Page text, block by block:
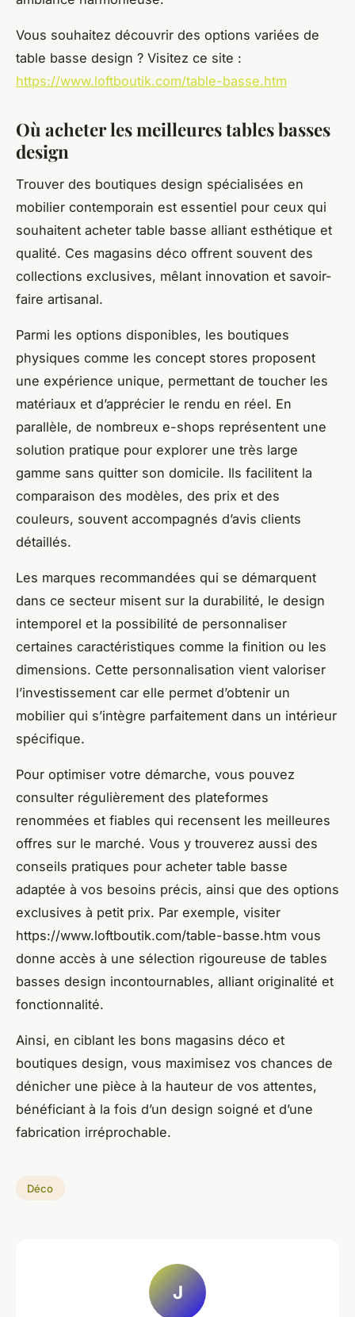
Vous souhaitez découvrir des options variées de
table basse design ? Visitez ce site :
https://www.loftboutik.com/table-basse.htm
Où acheter les meilleures tables basses
design
Trouver des boutiques design spécialisées en
mobilier contemporain est essentiel pour ceux qui
souhaitent acheter table basse alliant esthétique et
qualité. Ces magasins déco offrent souvent des
collections exclusives, mêlant innovation et savoir-
faire artisanal.
Parmi les options disponibles, les boutiques
physiques comme les concept stores proposent
une expérience unique, permettant de toucher les
matériaux et d’apprécier le rendu en réel. En
parallèle, de nombreux e-shops représentent une
solution pratique pour explorer une très large
gamme sans quitter son domicile. Ils facilitent la
comparaison des modèles, des prix et des
couleurs, souvent accompagnés d’avis clients
détaillés.
Les marques recommandées qui se démarquent
dans ce secteur misent sur la durabilité, le design
intemporel et la possibilité de personnaliser
certaines caractéristiques comme la finition ou les
dimensions. Cette personnalisation vient valoriser
l’investissement car elle permet d’obtenir un
mobilier qui s’intègre parfaitement dans un intérieur
spécifique.
Pour optimiser votre démarche, vous pouvez
consulter régulièrement des plateformes
renommées et fiables qui recensent les meilleures
offres sur le marché. Vous y trouverez aussi des
conseils pratiques pour acheter table basse
adaptée à vos besoins précis, ainsi que des options
exclusives à petit prix. Par exemple, visiter
https://www.loftboutik.com/table-basse.htm vous
donne accès à une sélection rigoureuse de tables
basses design incontournables, alliant originalité et
fonctionnalité.
Ainsi, en ciblant les bons magasins déco et
boutiques design, vous maximisez vos chances de
dénicher une pièce à la hauteur de vos attentes,
bénéficiant à la fois d’un design soigné et d’une
fabrication irréprochable.
Déco
J